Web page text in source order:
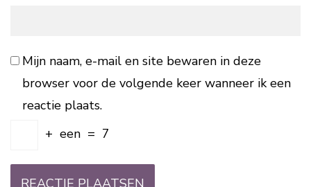
Mijn naam, e-mail en site bewaren in deze
browser voor de volgende keer wanneer ik een
reactie plaats.
+ een = 7